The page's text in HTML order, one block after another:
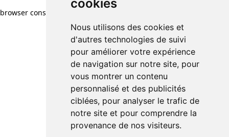
cookies
Nous utilisons des cookies et
d'autres technologies de suivi
pour améliorer votre expérience
de navigation sur notre site, pour
vous montrer un contenu
personnalisé et des publicités
ciblées, pour analyser le trafic de
notre site et pour comprendre la
provenance de nos visiteurs.
browser console for more information)